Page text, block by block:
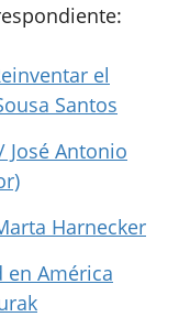
el
Santos
José Antonio
Harnecker
en América